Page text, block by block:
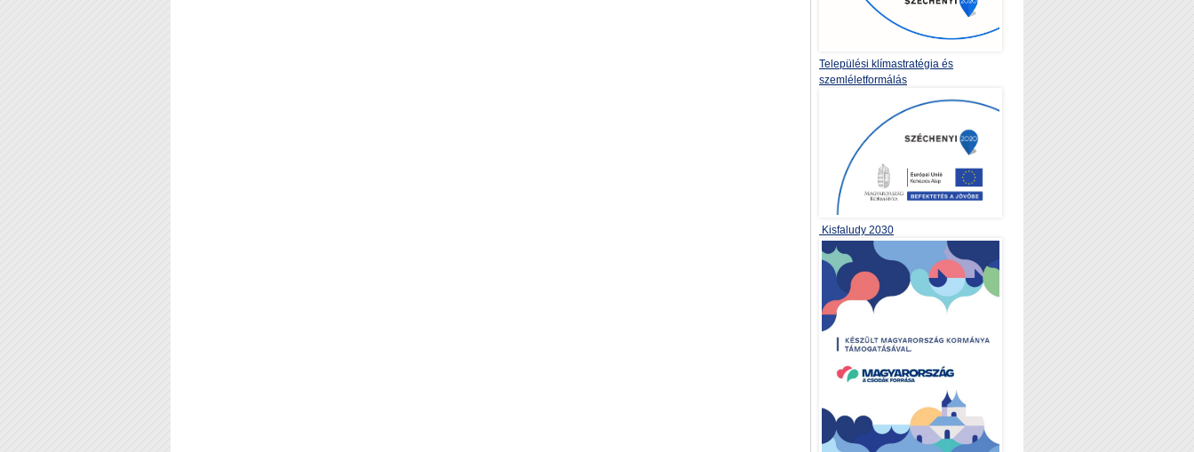
Települési klímastratégia és
szemléletformálás
Kisfaludy 2030